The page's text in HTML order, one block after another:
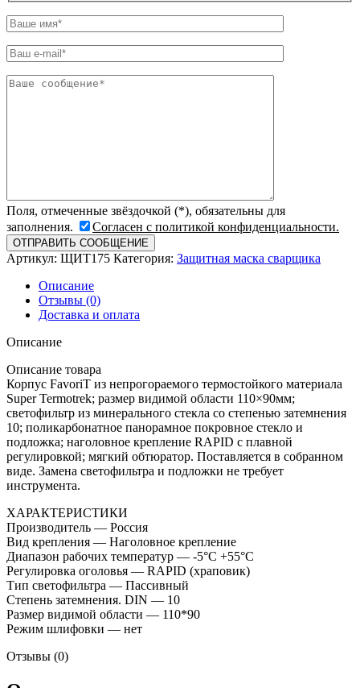
Поля, отмеченные звёздочкой (*), обязательны для
заполнения.
Согласен с политикой конфиденциальности.
Артикул: ЩИТ175 Категория: Защитная маска сварщика
Описание
Отзывы (0)
Доставка и оплата
Описание
Описание товара
Корпус FavoriT из непрогораемого термостойкого материала
Super Termotrek; размер видимой области 110×90мм;
светофильтр из минерального стекла со степенью затемнения
10; поликарбонатное панорамное покровное стекло и
подложка; наголовное крепление RAPID с плавной
регулировкой; мягкий обтюратор. Поставляется в собранном
виде. Замена светофильтра и подложки не требует
инструмента.
ХАРАКТЕРИСТИКИ
Производитель — Россия
Вид крепления — Наголовное крепление
Диапазон рабочих температур — -5°C +55°C
Регулировка оголовья — RAPID (храповик)
Тип светофильтра — Пассивный
Степень затемнения. DIN — 10
Размер видимой области — 110*90
Режим шлифовки — нет
Отзывы (0)